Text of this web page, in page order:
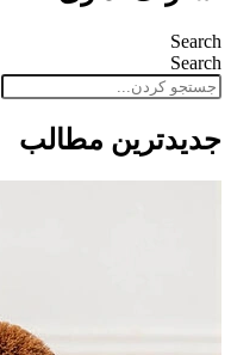
Search
Search
جدید‌ترین مطالب